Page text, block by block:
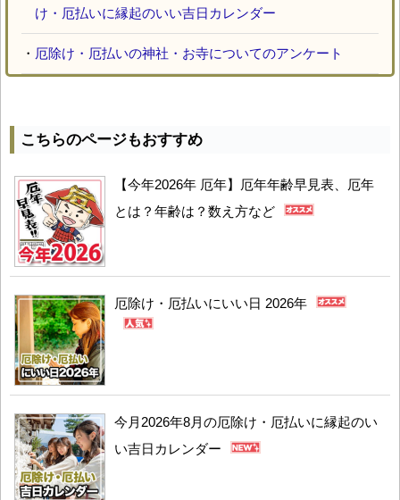
け・厄払いに縁起のいい吉日カレンダー
・ 厄除け・厄払いの神社・お寺についてのアンケート
こちらのページもおすすめ
【今年2026年 厄年】厄年年齢早見表、厄年
とは？年齢は？数え方など
厄除け・厄払いにいい日 2026年
今月2026年8月の厄除け・厄払いに縁起のい
い吉日カレンダー